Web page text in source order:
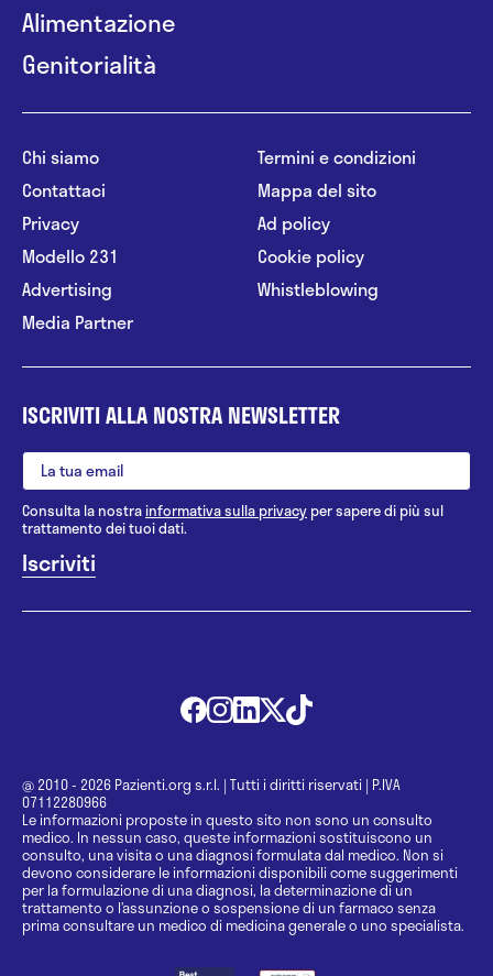
Alimentazione
Genitorialità
Chi siamo
Contattaci
Privacy
Modello 231
Advertising
Media Partner
Termini e condizioni
Mappa del sito
Ad policy
Cookie policy
Whistleblowing
ISCRIVITI ALLA NOSTRA NEWSLETTER
Consulta la nostrainformativa sulla privacy per sapere di più sul
trattamento dei tuoi dati.
@ 2010 - 2026 Pazienti.org s.r.l. | Tutti i diritti riservati | P.IVA
07112280966
Le informazioni proposte in questo sito non sono un consulto
medico. In nessun caso, queste informazioni sostituiscono un
consulto, una visita o una diagnosi formulata dal medico. Non si
devono considerare le informazioni disponibili come suggerimenti
per la formulazione di una diagnosi, la determinazione di un
trattamento o l’assunzione o sospensione di un farmaco senza
prima consultare un medico di medicina generale o uno specialista.